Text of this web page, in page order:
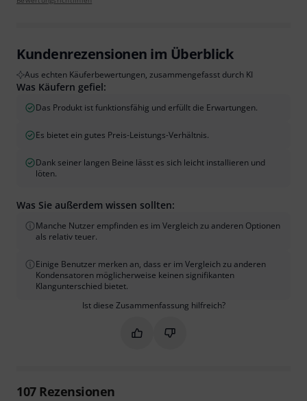
Kundenrezensionen im Überblick
Aus echten Käuferbewertungen, zusammengefasst durch KI
Was Käufern gefiel:
Das Produkt ist funktionsfähig und erfüllt die Erwartungen.
Es bietet ein gutes Preis-Leistungs-Verhältnis.
Dank seiner langen Beine lässt es sich leicht installieren und
löten.
Was Sie außerdem wissen sollten:
Manche Nutzer empfinden es im Vergleich zu anderen Optionen
als relativ teuer.
Einige Benutzer merken an, dass er im Vergleich zu anderen
Kondensatoren möglicherweise keinen signifikanten
Klangunterschied bietet.
Ist diese Zusammenfassung hilfreich?
Markieren Sie diese
Markieren Sie diese
107Rezensionen